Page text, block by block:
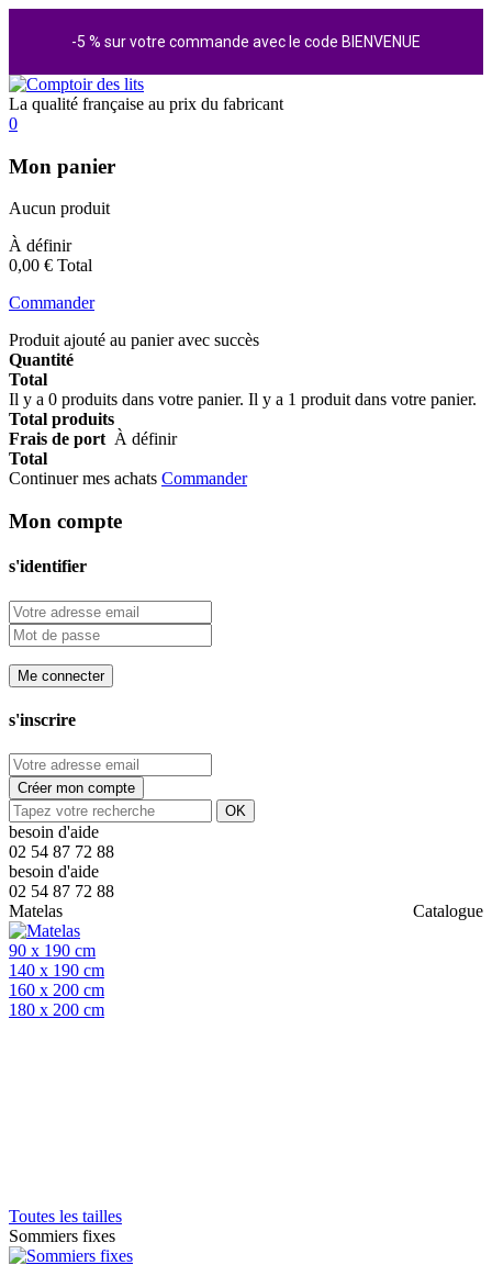
-5 % sur votre commande avec le code BIENVENUE
La qualité française au prix du fabricant
0
Mon panier
Aucun produit
À définir
0,00 € Total
Commander
Produit ajouté au panier avec succès
Quantité
Total
Il y a 0 produits dans votre panier. Il y a 1 produit dans votre panier.
Total produits
Frais de port À définir
Total
Continuer mes achats Commander
Mon compte
s'identifier
Me connecter
s'inscrire
Créer mon compte
OK
besoin d'aide
02 54 87 72 88
besoin d'aide
02 54 87 72 88
Catalogue
Matelas
90 x 190 cm
140 x 190 cm
160 x 200 cm
180 x 200 cm
Toutes les tailles
Sommiers fixes